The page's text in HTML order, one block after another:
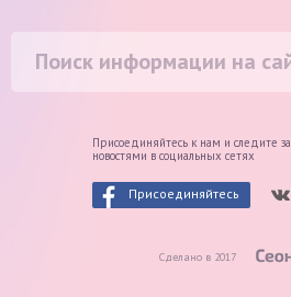
Присоединяйтесь к нам и следите за
новостями в социальных сетях
Присоединяйтесь
Сделано в 2017